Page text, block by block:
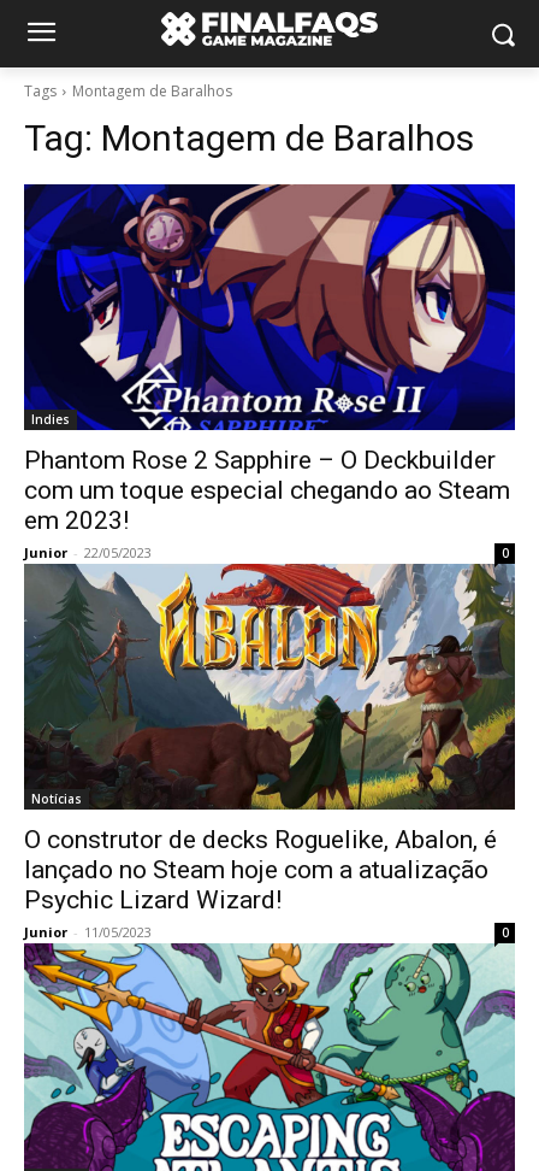
Tags Montagem de Baralhos
Tag: Montagem de Baralhos
Indies
Phantom Rose 2 Sapphire – O Deckbuilder
com um toque especial chegando ao Steam
em 2023!
Junior - 22/05/2023 0
Notícias
O construtor de decks Roguelike, Abalon, é
lançado no Steam hoje com a atualização
Psychic Lizard Wizard!
Junior - 11/05/2023 0